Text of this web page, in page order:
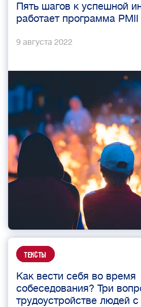
Пять шагов к успешной
работает программа PMII
9 августа 2022
Тексты
Как вести себя во время
собеседования? Три
трудоустройстве людей